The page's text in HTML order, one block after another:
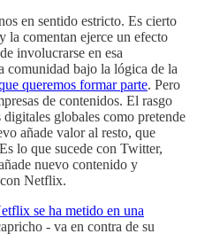
en sentido estricto. Es cierto
la comentan ejerce un efecto
involucrarse en esa
comunidad bajo la lógica de la
queremos formar parte. Pero
de contenidos. El rasgo
globales como pretende
añade valor al resto, que
lo que sucede con Twitter,
nuevo contenido y
Netflix.
se ha metido en una
- va en contra de su